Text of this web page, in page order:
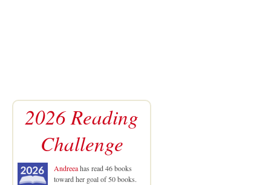
2026 Reading
Challenge
Andreeahas read 46 books
toward her goal of 50 books.